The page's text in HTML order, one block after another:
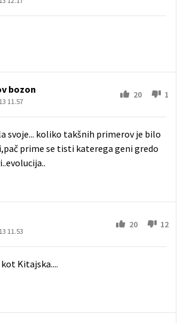
bozon
11.57
20 1
svoje... koliko takšnih primerov je bilo
prime se tisti katerega geni gredo
11.53
20 12
Kitajska....